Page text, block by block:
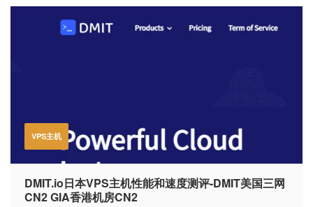
VPS主机
DMIT.io日本VPS主机性能和速度测评-DMIT美国三网
CN2 GIA香港机房CN2